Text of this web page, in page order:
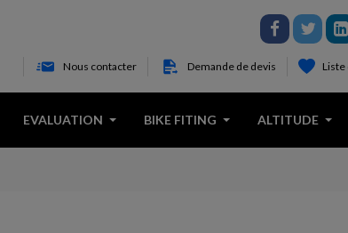
Nous contacter Demande de devis Liste
EVALUATION BIKE FITING ALTITUDE